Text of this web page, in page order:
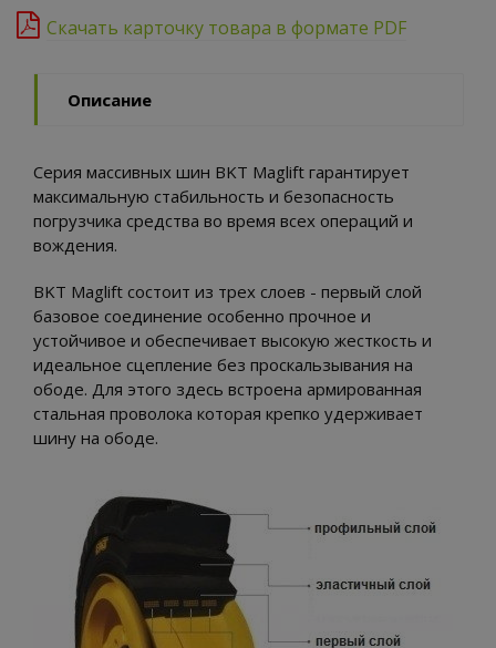
Скачать карточку товара в формате PDF
Описание
Серия массивных шин BKT Maglift гарантирует
максимальную стабильность и безопасность
погрузчика средства во время всех операций и
вождения.
BKT Maglift состоит из трех слоев - первый слой
базовое соединение особенно прочное и
устойчивое и обеспечивает высокую жесткость и
идеальное сцепление без проскальзывания на
ободе. Для этого здесь встроена армированная
стальная проволока которая крепко удерживает
шину на ободе.